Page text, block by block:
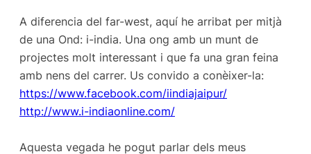
A diferencia del far-west, aquí he arribat per mitjà
de una Ond: i-india. Una ong amb un munt de
projectes molt interessant i que fa una gran feina
amb nens del carrer. Us convido a conèixer-la:
https://www.facebook.com/iindiajaipur/
http://www.i-indiaonline.com/
Aquesta vegada he pogut parlar dels meus